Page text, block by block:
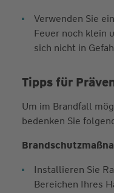
Verwenden Sie
Feuer noch klein
sich nicht in
Tipps für
Um im Brandfall
bedenken Sie
Installieren Sie
Bereichen Ihres